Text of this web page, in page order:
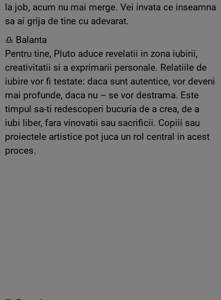
la job, acum nu mai merge. Vei invata ce inseamna
sa ai grija de tine cu adevarat.
♎ Balanta
Pentru tine, Pluto aduce revelatii in zona iubirii,
creativitatii si a exprimarii personale. Relatiile de
iubire vor fi testate: daca sunt autentice, vor deveni
mai profunde, daca nu – se vor destrama. Este
timpul sa-ti redescoperi bucuria de a crea, de a
iubi liber, fara vinovatii sau sacrificii. Copiii sau
proiectele artistice pot juca un rol central in acest
proces.